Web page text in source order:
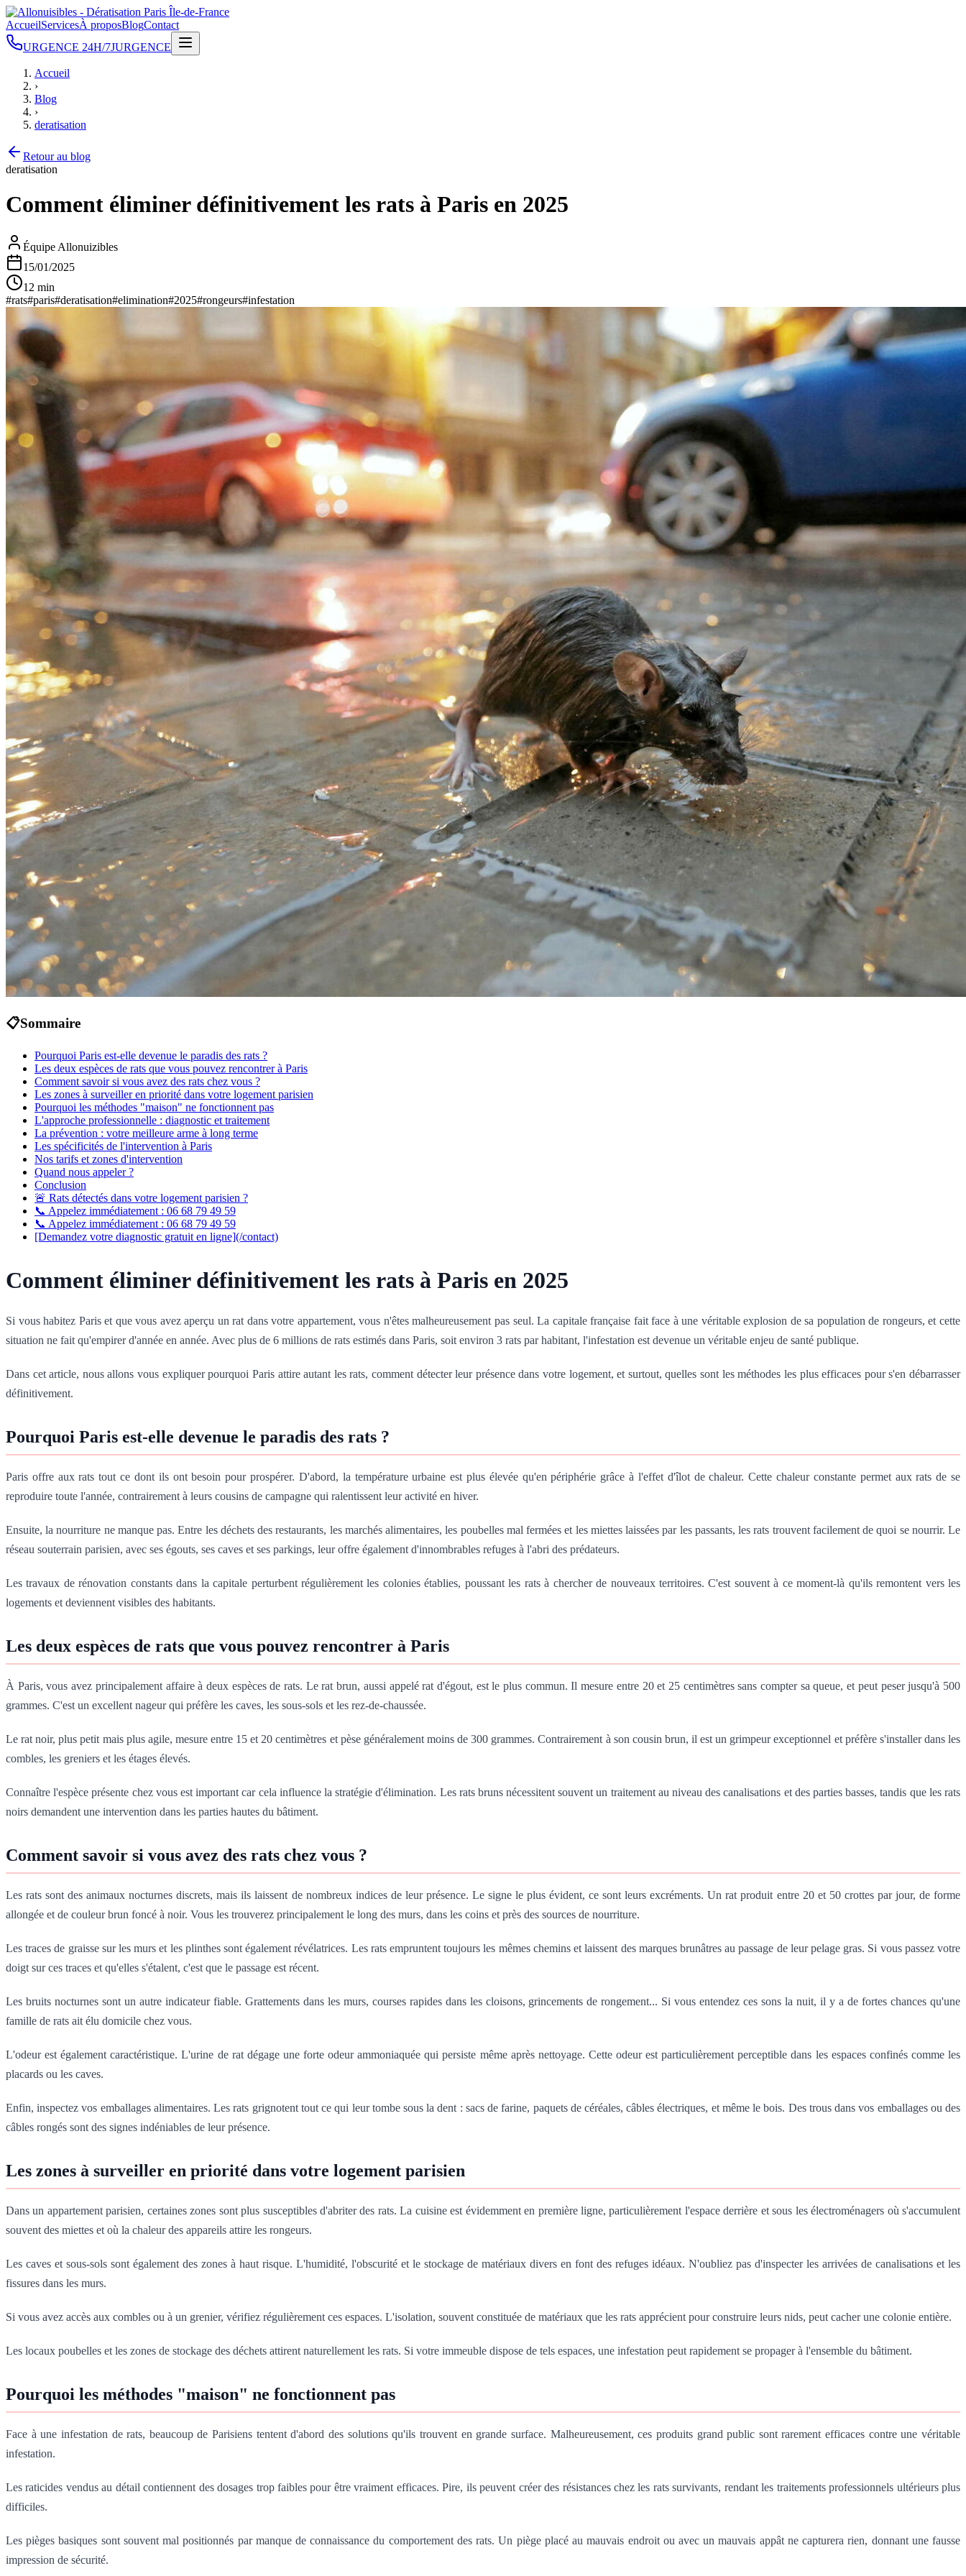
AccueilServicesÀ proposBlogContact
URGENCE 24H/7JURGENCE
Accueil
›
Blog
›
deratisation
Retour au blog
deratisation
Comment éliminer définitivement les rats à Paris en 2025
Équipe Allonuizibles
15/01/2025
12 min
#rats#paris#deratisation#elimination#2025#rongeurs#infestation
📋Sommaire
Pourquoi Paris est-elle devenue le paradis des rats ?
Les deux espèces de rats que vous pouvez rencontrer à Paris
Comment savoir si vous avez des rats chez vous ?
Les zones à surveiller en priorité dans votre logement parisien
Pourquoi les méthodes "maison" ne fonctionnent pas
L'approche professionnelle : diagnostic et traitement
La prévention : votre meilleure arme à long terme
Les spécificités de l'intervention à Paris
Nos tarifs et zones d'intervention
Quand nous appeler ?
Conclusion
🚨 Rats détectés dans votre logement parisien ?
📞 Appelez immédiatement : 06 68 79 49 59
📞 Appelez immédiatement : 06 68 79 49 59
[Demandez votre diagnostic gratuit en ligne](/contact)
Comment éliminer définitivement les rats à Paris en 2025
Si vous habitez Paris et que vous avez aperçu un rat dans votre appartement, vous n'êtes malheureusement pas seul. La capitale française fait face à une véritable explosion de sa population de rongeurs, et cette
situation ne fait qu'empirer d'année en année. Avec plus de 6 millions de rats estimés dans Paris, soit environ 3 rats par habitant, l'infestation est devenue un véritable enjeu de santé publique.
Dans cet article, nous allons vous expliquer pourquoi Paris attire autant les rats, comment détecter leur présence dans votre logement, et surtout, quelles sont les méthodes les plus efficaces pour s'en débarrasser
définitivement.
Pourquoi Paris est-elle devenue le paradis des rats ?
Paris offre aux rats tout ce dont ils ont besoin pour prospérer. D'abord, la température urbaine est plus élevée qu'en périphérie grâce à l'effet d'îlot de chaleur. Cette chaleur constante permet aux rats de se
reproduire toute l'année, contrairement à leurs cousins de campagne qui ralentissent leur activité en hiver.
Ensuite, la nourriture ne manque pas. Entre les déchets des restaurants, les marchés alimentaires, les poubelles mal fermées et les miettes laissées par les passants, les rats trouvent facilement de quoi se nourrir. Le
réseau souterrain parisien, avec ses égouts, ses caves et ses parkings, leur offre également d'innombrables refuges à l'abri des prédateurs.
Les travaux de rénovation constants dans la capitale perturbent régulièrement les colonies établies, poussant les rats à chercher de nouveaux territoires. C'est souvent à ce moment-là qu'ils remontent vers les
logements et deviennent visibles des habitants.
Les deux espèces de rats que vous pouvez rencontrer à Paris
À Paris, vous avez principalement affaire à deux espèces de rats. Le rat brun, aussi appelé rat d'égout, est le plus commun. Il mesure entre 20 et 25 centimètres sans compter sa queue, et peut peser jusqu'à 500
grammes. C'est un excellent nageur qui préfère les caves, les sous-sols et les rez-de-chaussée.
Le rat noir, plus petit mais plus agile, mesure entre 15 et 20 centimètres et pèse généralement moins de 300 grammes. Contrairement à son cousin brun, il est un grimpeur exceptionnel et préfère s'installer dans les
combles, les greniers et les étages élevés.
Connaître l'espèce présente chez vous est important car cela influence la stratégie d'élimination. Les rats bruns nécessitent souvent un traitement au niveau des canalisations et des parties basses, tandis que les rats
noirs demandent une intervention dans les parties hautes du bâtiment.
Comment savoir si vous avez des rats chez vous ?
Les rats sont des animaux nocturnes discrets, mais ils laissent de nombreux indices de leur présence. Le signe le plus évident, ce sont leurs excréments. Un rat produit entre 20 et 50 crottes par jour, de forme
allongée et de couleur brun foncé à noir. Vous les trouverez principalement le long des murs, dans les coins et près des sources de nourriture.
Les traces de graisse sur les murs et les plinthes sont également révélatrices. Les rats empruntent toujours les mêmes chemins et laissent des marques brunâtres au passage de leur pelage gras. Si vous passez votre
doigt sur ces traces et qu'elles s'étalent, c'est que le passage est récent.
Les bruits nocturnes sont un autre indicateur fiable. Grattements dans les murs, courses rapides dans les cloisons, grincements de rongement... Si vous entendez ces sons la nuit, il y a de fortes chances qu'une
famille de rats ait élu domicile chez vous.
L'odeur est également caractéristique. L'urine de rat dégage une forte odeur ammoniaquée qui persiste même après nettoyage. Cette odeur est particulièrement perceptible dans les espaces confinés comme les
placards ou les caves.
Enfin, inspectez vos emballages alimentaires. Les rats grignotent tout ce qui leur tombe sous la dent : sacs de farine, paquets de céréales, câbles électriques, et même le bois. Des trous dans vos emballages ou des
câbles rongés sont des signes indéniables de leur présence.
Les zones à surveiller en priorité dans votre logement parisien
Dans un appartement parisien, certaines zones sont plus susceptibles d'abriter des rats. La cuisine est évidemment en première ligne, particulièrement l'espace derrière et sous les électroménagers où s'accumulent
souvent des miettes et où la chaleur des appareils attire les rongeurs.
Les caves et sous-sols sont également des zones à haut risque. L'humidité, l'obscurité et le stockage de matériaux divers en font des refuges idéaux. N'oubliez pas d'inspecter les arrivées de canalisations et les
fissures dans les murs.
Si vous avez accès aux combles ou à un grenier, vérifiez régulièrement ces espaces. L'isolation, souvent constituée de matériaux que les rats apprécient pour construire leurs nids, peut cacher une colonie entière.
Les locaux poubelles et les zones de stockage des déchets attirent naturellement les rats. Si votre immeuble dispose de tels espaces, une infestation peut rapidement se propager à l'ensemble du bâtiment.
Pourquoi les méthodes "maison" ne fonctionnent pas
Face à une infestation de rats, beaucoup de Parisiens tentent d'abord des solutions qu'ils trouvent en grande surface. Malheureusement, ces produits grand public sont rarement efficaces contre une véritable
infestation.
Les raticides vendus au détail contiennent des dosages trop faibles pour être vraiment efficaces. Pire, ils peuvent créer des résistances chez les rats survivants, rendant les traitements professionnels ultérieurs plus
difficiles.
Les pièges basiques sont souvent mal positionnés par manque de connaissance du comportement des rats. Un piège placé au mauvais endroit ou avec un mauvais appât ne capturera rien, donnant une fausse
impression de sécurité.